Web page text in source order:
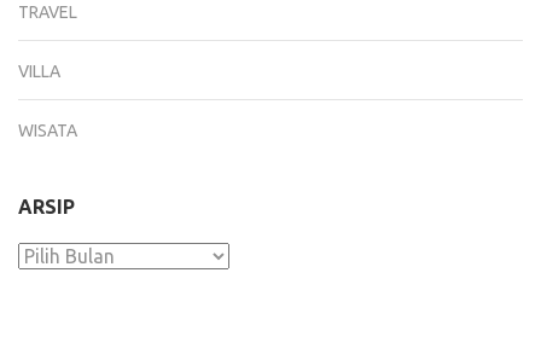
TRAVEL
VILLA
WISATA
ARSIP
Arsip